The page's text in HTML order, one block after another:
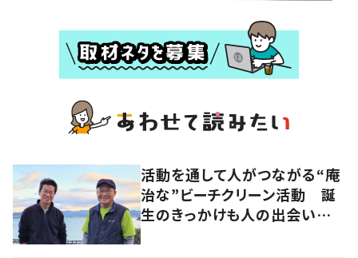
活動を通して人がつながる“庵
治な”ビーチクリーン活動 誕
生のきっかけも人の出会いだっ